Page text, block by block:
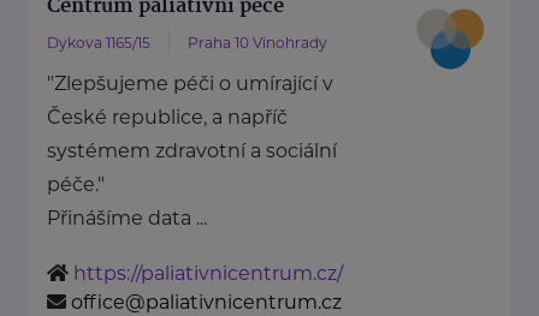
Centrum paliativní péče
Dykova 1165/15 Praha 10 Vinohrady
"Zlepšujeme péči o umírající v
České republice, a napříč
systémem zdravotní a sociální
péče."
Přinášíme data ...
https://paliativnicentrum.cz/
office@paliativnicentrum.cz